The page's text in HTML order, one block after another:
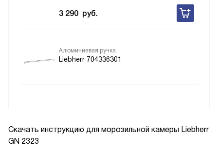
Скачать инструкцию для морозильной камеры Liebherr
GN 2323
3 290 руб.
Алюминиевая ручка
Liebherr 704336301